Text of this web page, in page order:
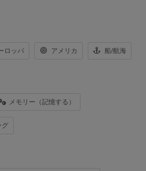
ロッパ アメリカ 船/航海
メモリー（記憶する）
グ